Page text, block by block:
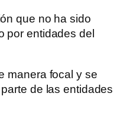
que no ha sido
por entidades del
manera focal y se
de las entidades